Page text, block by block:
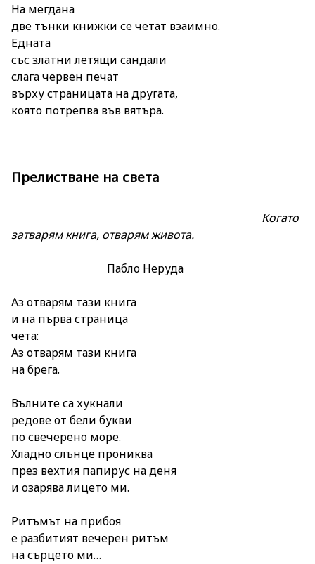
На мегдана
две тънки книжки се четат взаимно.
Едната
със златни летящи сандали
слага червен печат
върху страницата на другата,
която потрепва във вятъра.
Прелистване на света
Когато
затварям книга, отварям живота.
Пабло Неруда
Aз отварям тази книга
и на първа страница
чета:
Aз отварям тази книга
на брега.
Вълните са хукнали
редове от бели букви
по свечерено море.
Хладно слънце прониква
през вехтия папирус на деня
и озарява лицето ми.
Ритъмът на прибоя
е разбитият вечерен ритъм
на сърцето ми…